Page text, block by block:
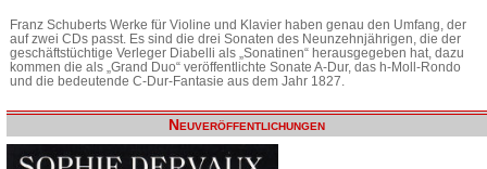
Franz Schuberts Werke für Violine und Klavier haben genau den Umfang, der
auf zwei CDs passt. Es sind die drei Sonaten des Neunzehnjährigen, die der
geschäftstüchtige Verleger Diabelli als „Sonatinen“ herausgegeben hat, dazu
kommen die als „Grand Duo“ veröffentlichte Sonate A-Dur, das h-Moll-Rondo
und die bedeutende C-Dur-Fantasie aus dem Jahr 1827.
Neuveröffentlichungen